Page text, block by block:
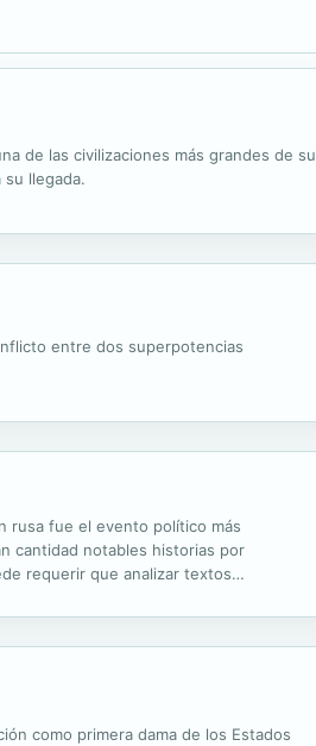
de las civilizaciones más grandes de su
llegada.
entre dos superpotencias
rusa fue el evento político más
cantidad notables historias por
requerir que analizar textos
como primera dama de los Estados